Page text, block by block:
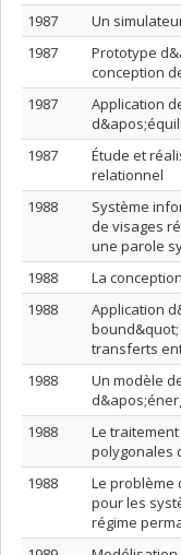
1987
Un
1987
Prototype
conception
1987
Application
1987
Étude et
relationnel
1988
Système
de visages
une parole
1988
La
1988
Application
transferts
1988
Un modèle
1988
Le
polygonales
1988
Le problème
pour les
régime